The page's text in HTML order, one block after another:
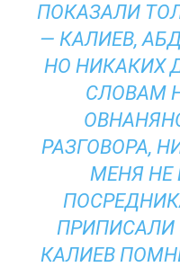
ПОКАЗАЛИ
— КАЛИЕВ,
НО НИКАКИХ
СЛОВАМ
РАЗГОВОРА,
МЕНЯ
ПРИПИСАЛИ
КАЛИЕВ